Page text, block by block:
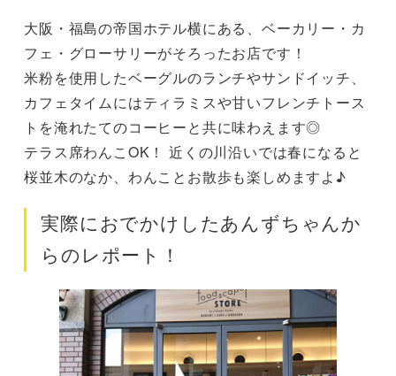
大阪・福島の帝国ホテル横にある、ベーカリー・カ
フェ・グローサリーがそろったお店です！
米粉を使用したベーグルのランチやサンドイッチ、
カフェタイムにはティラミスや甘いフレンチトース
トを淹れたてのコーヒーと共に味わえます◎
テラス席わんこOK！ 近くの川沿いでは春になると
桜並木のなか、わんことお散歩も楽しめますよ♪
実際におでかけしたあんずちゃんか
らのレポート！